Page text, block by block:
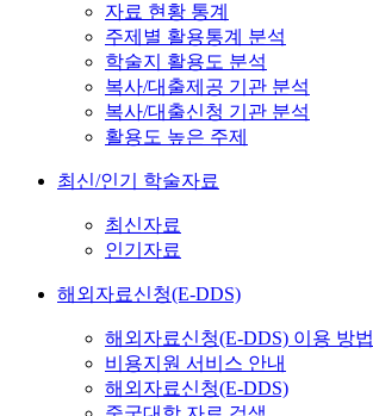
자료 현황 통계
주제별 활용통계 분석
학술지 활용도 분석
복사/대출제공 기관 분석
복사/대출신청 기관 분석
활용도 높은 주제
최신/인기 학술자료
최신자료
인기자료
해외자료신청(E-DDS)
해외자료신청(E-DDS) 이용 방법
비용지원 서비스 안내
해외자료신청(E-DDS)